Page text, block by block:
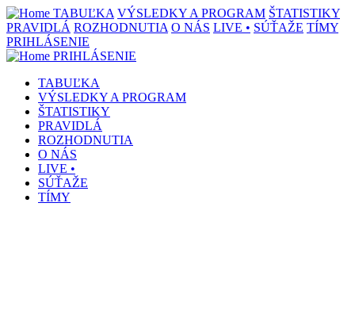
TABUĽKA VÝSLEDKY A PROGRAM ŠTATISTIKY
PRAVIDLÁ ROZHODNUTIA O NÁS LIVE • SÚŤAŽE TÍMY
PRIHLÁSENIE
PRIHLÁSENIE
TABUĽKA
VÝSLEDKY A PROGRAM
ŠTATISTIKY
PRAVIDLÁ
ROZHODNUTIA
O NÁS
LIVE •
SÚŤAŽE
TÍMY